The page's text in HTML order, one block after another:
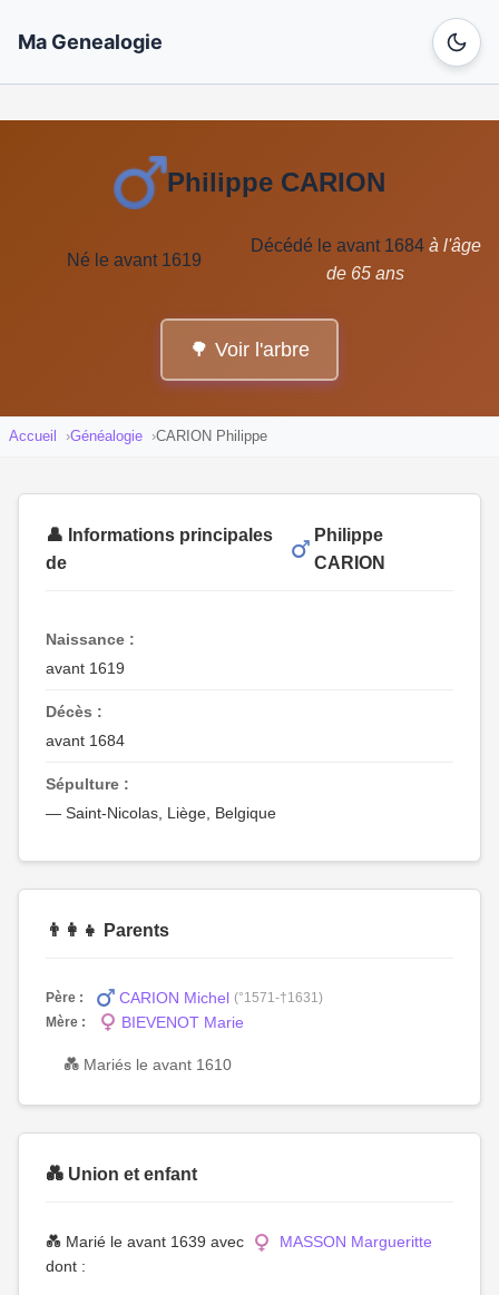
Ma Genealogie
Philippe CARION
Né le avant 1619
Décédé le avant 1684 à l'âge
de 65 ans
🌳 Voir l'arbre
Accueil Généalogie CARION Philippe
👤 Informations principales
de
Philippe
CARION
Naissance :
avant 1619
Décès :
avant 1684
Sépulture :
— Saint-Nicolas, Liège, Belgique
👨‍👩‍👧 Parents
Père : CARION Michel (°1571-†1631)
Mère :
BIEVENOT Marie
💑 Mariés le avant 1610
💑 Union et enfant
💑 Marié le avant 1639 avec
MASSON Margueritte
dont :